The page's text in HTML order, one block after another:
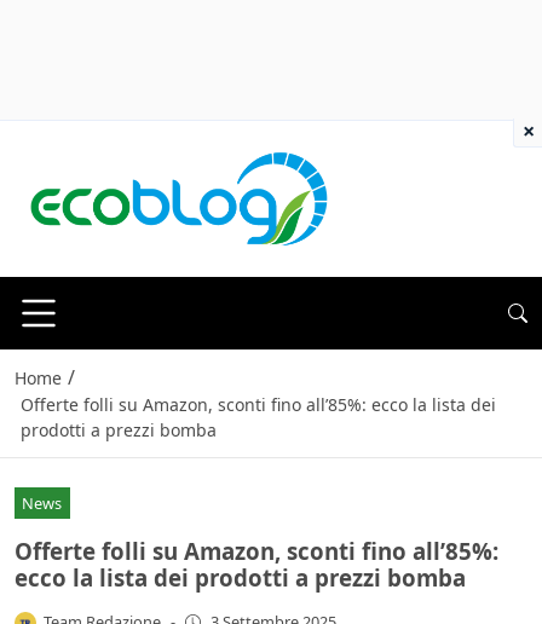
Home /
Offerte folli su Amazon, sconti fino all’85%: ecco la lista dei
prodotti a prezzi bomba
News
Offerte folli su Amazon, sconti fino all’85%:
ecco la lista dei prodotti a prezzi bomba
×